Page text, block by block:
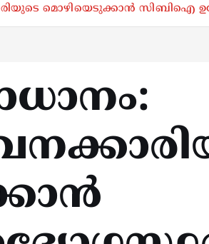
മൊഴിയെടുക്കാൻ സിബിഐ